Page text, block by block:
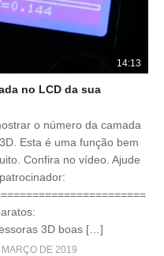
14:13
no LCD da sua
o número da camada
Esta é uma função bem
Confira no vídeo. Ajude
3D boas […]
DE 2019